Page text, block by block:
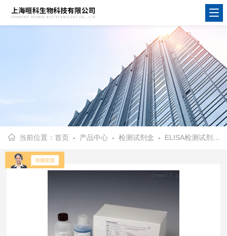
当前位置：首页 - 产品中心 -检测试剂盒 - ELISA检测试剂盒